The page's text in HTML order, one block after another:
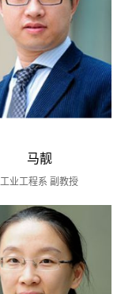
马靓
工业工程系 副教授